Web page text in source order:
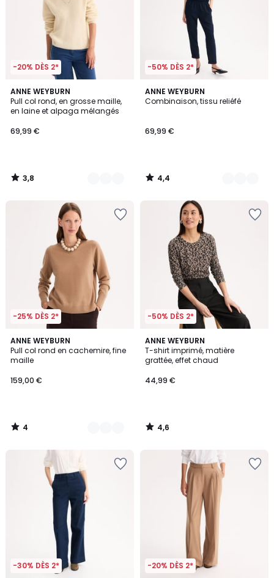
-20% DÈS 2*
ANNE WEYBURN
Pull col rond, en grosse maille,
en laine et alpaga mélangés
69,99 €
3,8
/ 5
2
Couleurs
3,8
/
-50% DÈS 2*
ANNE WEYBURN
Combinaison, tissu reliéfé
69,99 €
4,4
/ 5
2
Couleurs
4,4
/
-25% DÈS 2*
ANNE WEYBURN
Pull col rond en cachemire, fine
maille
159,00 €
4
/
5
3
Couleurs
4
/
-50% DÈS 2*
ANNE WEYBURN
T-shirt imprimé, matière
grattée, effet chaud
44,99 €
4,6
/ 5
4,6
/
-30% DÈS 2* -20% DÈS 2*